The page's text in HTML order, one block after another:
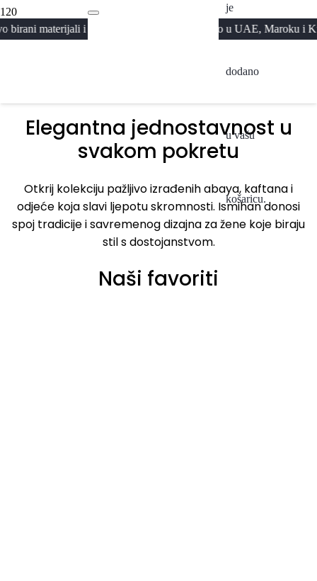
i premium izrada · Proizvedeno u UAE, Maroku i Kuvajtu ·
je
dodano
u vašu
košaricu.
Abaya
Elegantna jednostavnost u
svakom pokretu
Otkrij kolekciju pažljivo izrađenih abaya, kaftana i
odjeće koja slavi ljepotu skromnosti. Ismihan donosi
spoj tradicije i savremenog dizajna za žene koje biraju
stil s dostojanstvom.
Naši favoriti